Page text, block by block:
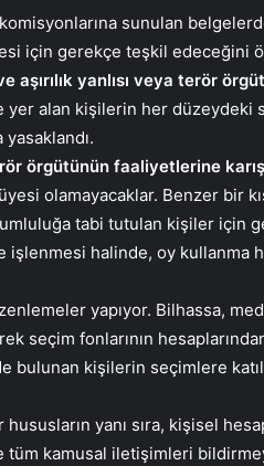
sunulan
için gerekçe teşkil edeceğini
aşırılık yanlısı veya terör
alan kişilerin her düzeydeki
örgütünün faaliyetlerine
olamayacaklar. Benzer bir
tabi tutulan kişiler için
işlenmesi halinde, oy kullanma
yapıyor. Bilhassa,
seçim fonlarının
bulunan kişilerin seçimlere
hususların yanı sıra, kişisel
kamusal iletişimleri